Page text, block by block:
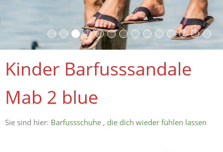
Kinder Barfusssandale
Mab 2 blue
Sie sind hier: Barfussschuhe , die dich wieder fühlen lassen